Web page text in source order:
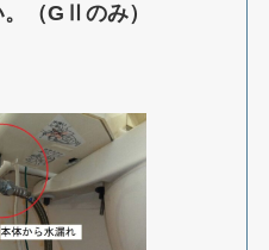
（GⅡのみ）